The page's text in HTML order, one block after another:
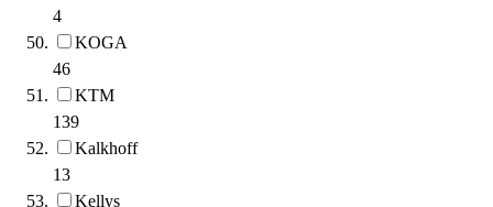
4
KOGA
46
KTM
139
Kalkhoff
13
Kellys